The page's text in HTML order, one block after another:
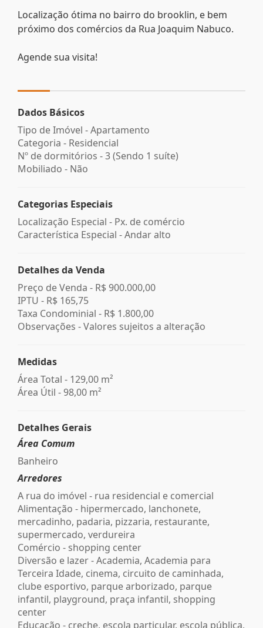
Localização ótima no bairro do brooklin, e bem
próximo dos comércios da Rua Joaquim Nabuco.
Agende sua visita!
Dados Básicos
Tipo de Imóvel - Apartamento
Categoria - Residencial
Nº de dormitórios - 3 (Sendo 1 suíte)
Mobiliado - Não
Categorias Especiais
Localização Especial - Px. de comércio
Característica Especial - Andar alto
Detalhes da Venda
Preço de Venda - R$ 900.000,00
IPTU - R$ 165,75
Taxa Condominial - R$ 1.800,00
Observações - Valores sujeitos a alteração
Medidas
Área Total - 129,00 m²
Área Útil - 98,00 m²
Detalhes Gerais
Área Comum
Banheiro
Arredores
A rua do imóvel - rua residencial e comercial
Alimentação - hipermercado, lanchonete,
mercadinho, padaria, pizzaria, restaurante,
supermercado, verdureira
Comércio - shopping center
Diversão e lazer - Academia, Academia para
Terceira Idade, cinema, circuito de caminhada,
clube esportivo, parque arborizado, parque
infantil, playground, praça infantil, shopping
center
Educação - creche, escola particular, escola pública,